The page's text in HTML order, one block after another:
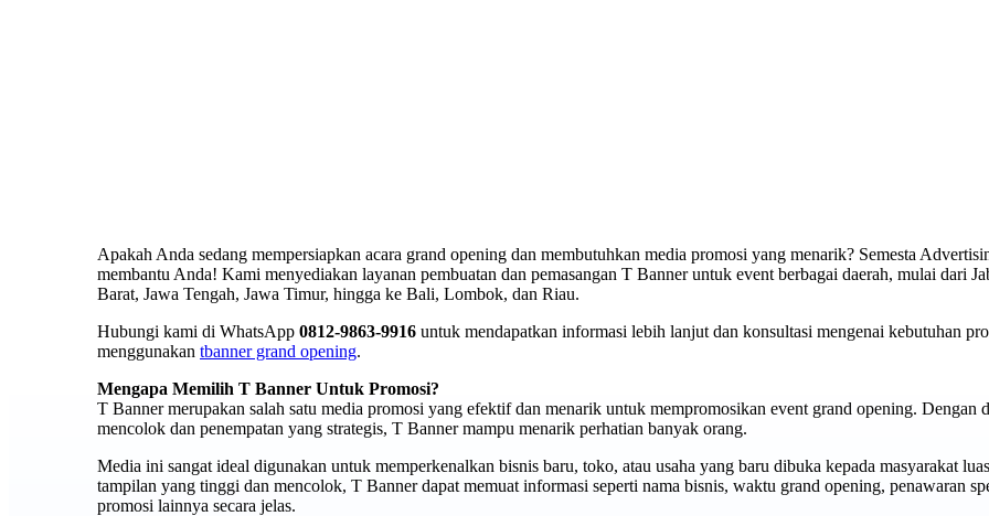
Apakah Anda sedang mempersiapkan acara grand opening dan membutuhkan media promosi yang menarik? Semesta
membantu Anda! Kami menyediakan layanan pembuatan dan pemasangan T Banner untuk event berbagai daerah, mulai dari
Barat, Jawa Tengah, Jawa Timur, hingga ke Bali, Lombok, dan Riau.
Hubungi kami di WhatsApp 0812-9863-9916 untuk mendapatkan informasi lebih lanjut dan konsultasi mengenai kebutuhan
menggunakan tbanner grand opening.
Mengapa Memilih T Banner Untuk Promosi?
T Banner merupakan salah satu media promosi yang efektif dan menarik untuk mempromosikan event grand opening. Dengan
mencolok dan penempatan yang strategis, T Banner mampu menarik perhatian banyak orang.
Media ini sangat ideal digunakan untuk memperkenalkan bisnis baru, toko, atau usaha yang baru dibuka kepada masyarakat
tampilan yang tinggi dan mencolok, T Banner dapat memuat informasi seperti nama bisnis, waktu grand opening, penawaran
promosi lainnya secara jelas.